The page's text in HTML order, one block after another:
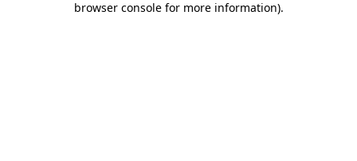
browser console for more information).